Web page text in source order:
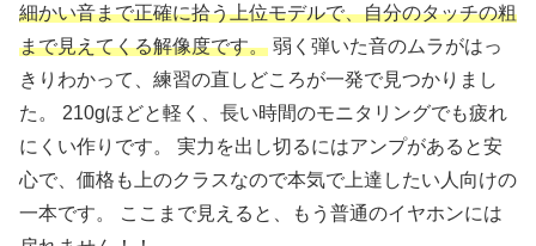
細かい音まで正確に拾う上位モデルで、自分のタッチの粗
まで見えてくる解像度です。 弱く弾いた音のムラがはっ
きりわかって、練習の直しどころが一発で見つかりまし
た。 210gほどと軽く、長い時間のモニタリングでも疲れ
にくい作りです。 実力を出し切るにはアンプがあると安
心で、価格も上のクラスなので本気で上達したい人向けの
一本です。 ここまで見えると、もう普通のイヤホンには